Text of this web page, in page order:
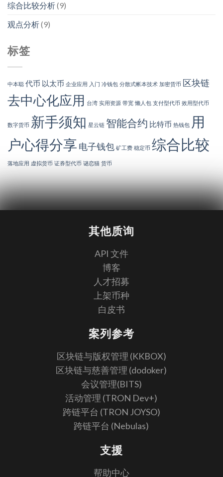
综合比较分析(9)
观点分析(9)
标签
中本聪 代币 以太币 企业应用 入门 冷钱包 分散式帐本技术 加密货币 区块链
去中心化应用 台湾 实用资源 带宽 懒人包 支付型代币 效用型代币
数字货币 新手须知 星云链 智能合约 比特币 热钱包 用
户心得分享 电子钱包 矿工费 稳定币 综合比较
落地应用 虚拟货币 证券型代币 谜恋猫 货币
其他质询
API 文件
博客
人才招募
上架币种
白皮书
案列参考
区块链与版权管理 (KKBOX)
区块链与慈善管理 (dodoker)
会议管理(BITS)
活动管理 (TRON Dev+)
跨链平台 (TRON JOYSO)
跨链平台 (Nebulas)
支援
帮助中心